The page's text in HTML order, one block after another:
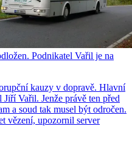
Podnikatel Vařil je na
kauzy v dopravě. Hlavní
Vařil. Jenže právě ten před
a soud tak musel být odročen.
vězení, upozornil server